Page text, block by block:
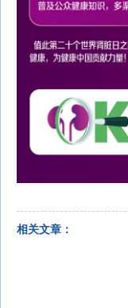
相关文章：